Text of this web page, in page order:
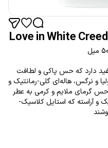
دارد که حس پاکی و لطافت
و نرگس، هاله‌ای گلی-رمانتیک و
گرمای ملایم و کرمی به عطر
و آراسته که استایل کلاسیک-